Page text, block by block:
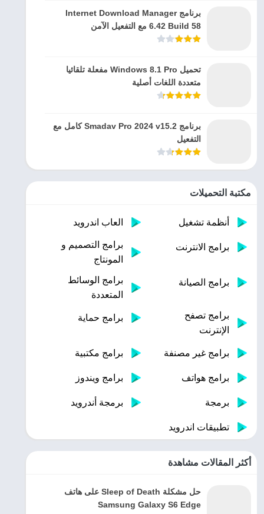
برنامج Internet Download Manager
6.42 Build 58 مع التفعيل الآمن
تحميل Windows 8.1 Pro مفعلة تلقائيا
متعددة اللغات أصلية
برنامج Smadav Pro 2024 v15.2 كامل مع
التفعيل
مكتبة التحميلات
أنظمة تشغيل العاب اندرويد
برامج الانترنت
برامج التصميم و
المونتاج
برامج الصيانة
برامج الوسائط
المتعددة
برامج تصفح
الإنترنت
برامج حماية
برامج غير مصنفة برامج مكتبية
برامج هواتف برامج ويندوز
برمجة برمجة أندرويد
تطبيقات اندرويد
أكثر المقالات مشاهدة
حل مشكلة Sleep of Death على هاتف
Samsung Galaxy S6 Edge